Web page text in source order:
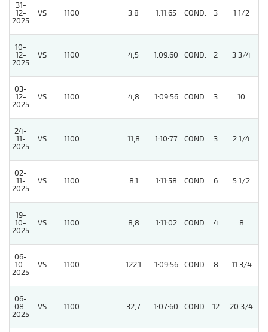
31-
12-
2025
VS 1100 3,8 1:11:65 COND. 3 1 1/2
10-
12-
2025
VS 1100 4,5 1:09:60 COND. 2 3 3/4
03-
12-
2025
VS 1100 4,8 1:09:56 COND. 3 10
24-
11-
2025
VS 1100 11,8 1:10:77 COND. 3 2 1/4
02-
11-
2025
VS 1100 8,1 1:11:58 COND. 6 5 1/2
19-
10-
2025
VS 1100 8,8 1:11:02 COND. 4 8
06-
10-
2025
VS 1100 122,1 1:09:56 COND. 8 11 3/4
06-
08-
2025
VS 1100 32,7 1:07:60 COND. 12 20 3/4